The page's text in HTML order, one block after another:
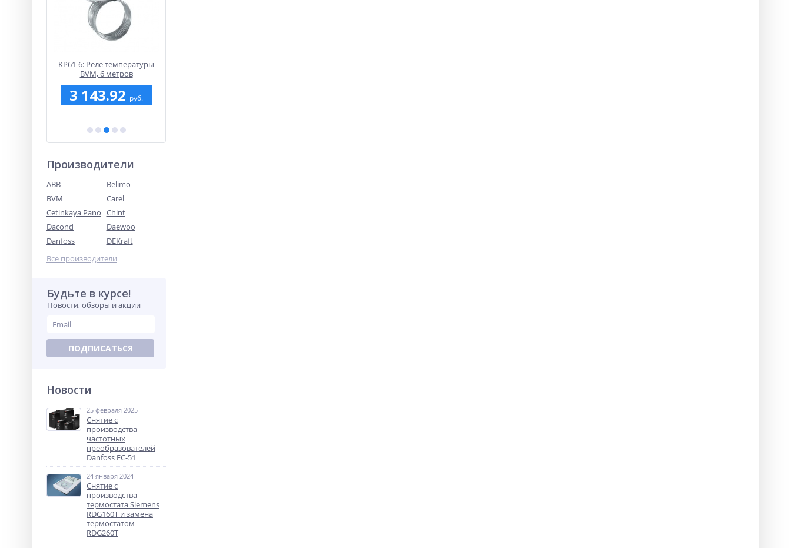
KP61-6: Реле температуры
BVM, 6 метров
3 143.92 руб.
Производители
ABB
Belimo
BVM
Carel
Cetinkaya Pano Chint
Dacond
Daewoo
Danfoss
DEKraft
Все производители
Будьте в курсе!
Новости, обзоры и акции
ПОДПИСАТЬСЯ
Новости
25 февраля 2025
Снятие с
производства
частотных
преобразователей
Danfoss FC-51
24 января 2024
Снятие с
производства
термостата Siemens
RDG160T и замена
термостатом
RDG260T